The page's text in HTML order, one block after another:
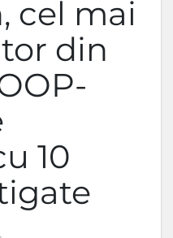
cel mai
din
10